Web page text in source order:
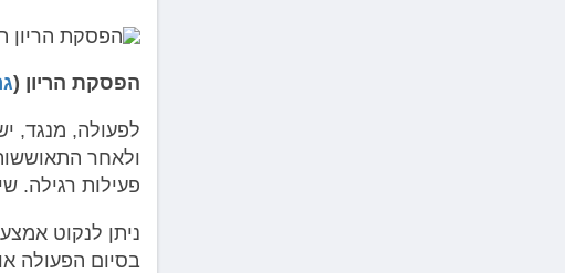
הפסקת הריון (
לפעולה, מנגד,
ולאחר
פעילות רגילה.
ניתן לנקוט
בסיום הפעולה